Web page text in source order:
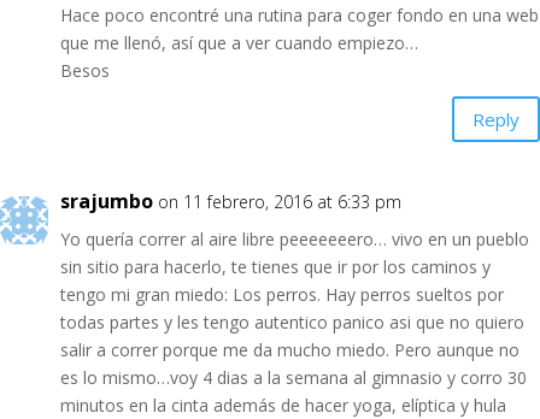
Hace poco encontré una rutina para coger fondo en una web
que me llenó, así que a ver cuando empiezo…
Besos
Reply
srajumbo on 11 febrero, 2016 at 6:33 pm
Yo quería correr al aire libre peeeeeeero… vivo en un pueblo
sin sitio para hacerlo, te tienes que ir por los caminos y
tengo mi gran miedo: Los perros. Hay perros sueltos por
todas partes y les tengo autentico panico asi que no quiero
salir a correr porque me da mucho miedo. Pero aunque no
es lo mismo…voy 4 dias a la semana al gimnasio y corro 30
minutos en la cinta además de hacer yoga, elíptica y hula